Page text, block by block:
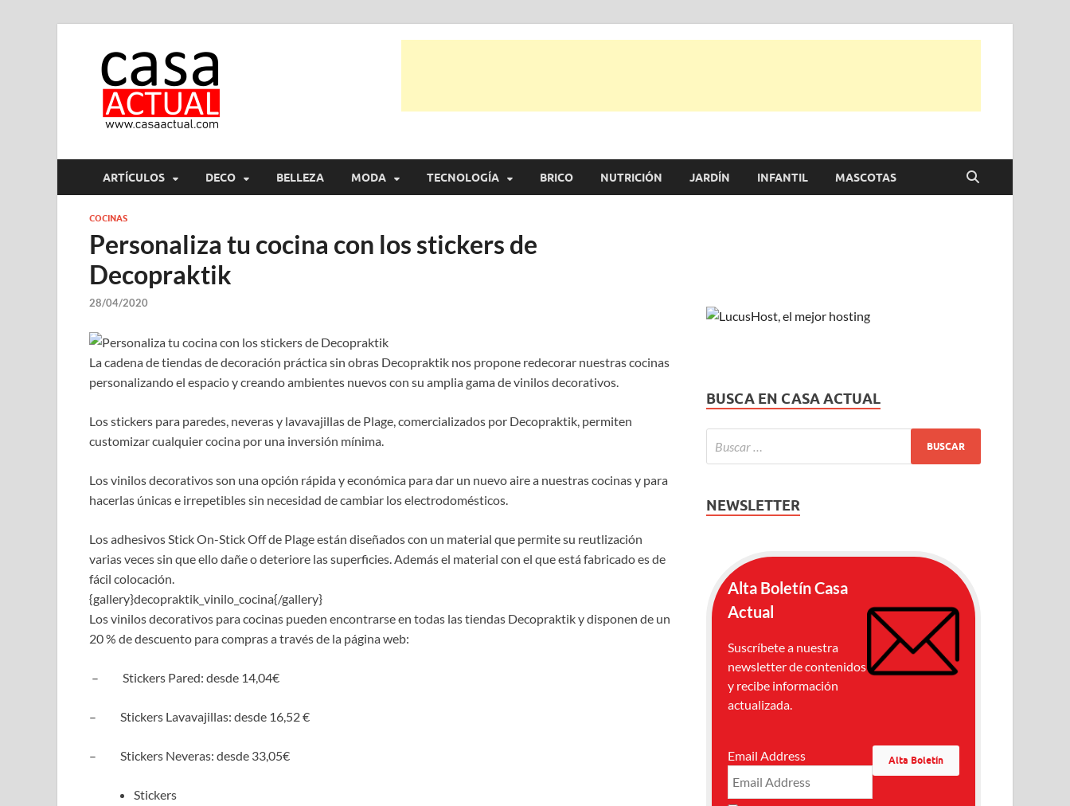
ARTÍCULOS DECO BELLEZA MODA TECNOLOGÍA BRICO NUTRICIÓN JARDÍN INFANTIL MASCOTAS
COCINAS
Personaliza tu cocina con los stickers de
Decopraktik
28/04/2020
La cadena de tiendas de decoración práctica sin obras Decopraktik nos propone redecorar nuestras cocinas
personalizando el espacio y creando ambientes nuevos con su amplia gama de vinilos decorativos.
Los stickers para paredes, neveras y lavavajillas de Plage, comercializados por Decopraktik, permiten
customizar cualquier cocina por una inversión mínima.
Los vinilos decorativos son una opción rápida y económica para dar un nuevo aire a nuestras cocinas y para
hacerlas únicas e irrepetibles sin necesidad de cambiar los electrodomésticos.
Los adhesivos Stick On-Stick Off de Plage están diseñados con un material que permite su reutlización
varias veces sin que ello dañe o deteriore las superficies. Además el material con el que está fabricado es de
fácil colocación.
{gallery}decopraktik_vinilo_cocina{/gallery}
Los vinilos decorativos para cocinas pueden encontrarse en todas las tiendas Decopraktik y disponen de un
20 % de descuento para compras a través de la página web:
– Stickers Pared: desde 14,04€
– Stickers Lavavajillas: desde 16,52 €
– Stickers Neveras: desde 33,05€
Stickers
BUSCA EN CASA ACTUAL
NEWSLETTER
Alta Boletín Casa
Actual
Suscríbete a nuestra
newsletter de contenidos
y recibe información
actualizada.
Email Address